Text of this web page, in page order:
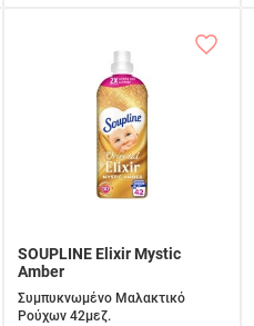
SOUPLINE Elixir Mystic
Amber
Συμπυκνωμένο Μαλακτικό
Ρούχων 42μεζ.